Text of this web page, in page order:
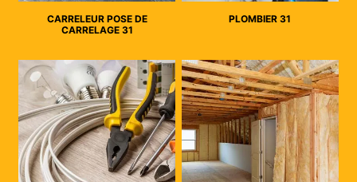
CARRELEUR POSE DE
CARRELAGE 31
PLOMBIER 31